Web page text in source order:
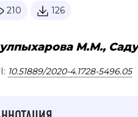
210
126
М.М.,
10.51889/2020-4.1728-5496.05